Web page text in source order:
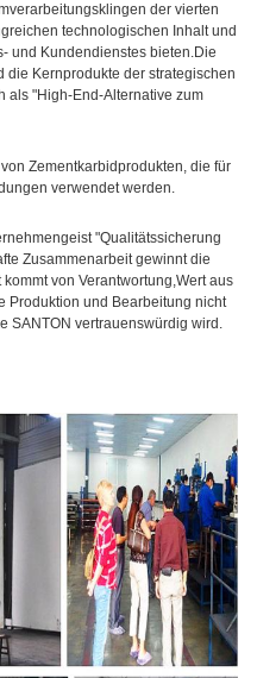
der vierten
technologischen Inhalt und
und Kundendienstes bieten.Die
die Kernprodukte der strategischen
als "High-End-Alternative zum
Zementkarbidprodukten, die für
verwendet werden.
"Qualitätssicherung
Zusammenarbeit gewinnt die
von Verantwortung,Wert aus
Produktion und Bearbeitung nicht
SANTON vertrauenswürdig wird.